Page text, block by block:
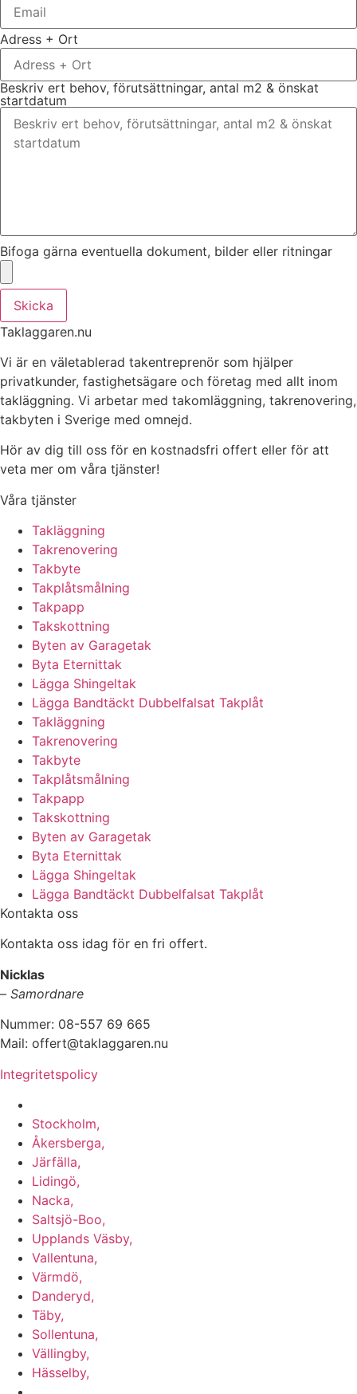
Adress + Ort
Beskriv ert behov, förutsättningar, antal m2 & önskat
startdatum
Bifoga gärna eventuella dokument, bilder eller ritningar
Skicka
Taklaggaren.nu
Vi är en väletablerad takentreprenör som hjälper
privatkunder, fastighetsägare och företag med allt inom
takläggning. Vi arbetar med takomläggning, takrenovering,
takbyten i Sverige med omnejd.
Hör av dig till oss för en kostnadsfri offert eller för att
veta mer om våra tjänster!
Våra tjänster
Takläggning
Takrenovering
Takbyte
Takplåtsmålning
Takpapp
Takskottning
Byten av Garagetak
Byta Eternittak
Lägga Shingeltak
Lägga Bandtäckt Dubbelfalsat Takplåt
Takläggning
Takrenovering
Takbyte
Takplåtsmålning
Takpapp
Takskottning
Byten av Garagetak
Byta Eternittak
Lägga Shingeltak
Lägga Bandtäckt Dubbelfalsat Takplåt
Kontakta oss
Kontakta oss idag för en fri offert.
Nicklas
– Samordnare
Nummer: 08-557 69 665
Mail: offert@taklaggaren.nu
Integritetspolicy
Stockholm,
Åkersberga,
Järfälla,
Lidingö,
Nacka,
Saltsjö-Boo,
Upplands Väsby,
Vallentuna,
Värmdö,
Danderyd,
Täby,
Sollentuna,
Vällingby,
Hässelby,